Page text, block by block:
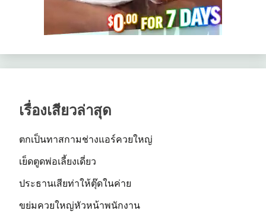
เรื่องเสียวล่าสุด
ตกเป็นทาสกามช่างแอร์ควยใหญ่
เย็ดตูดพ่อเลี้ยงเดี่ยว
ประธานเสียท่าให้ตุ๊ดในค่าย
ขย่มควยใหญ่หัวหน้าพนักงาน